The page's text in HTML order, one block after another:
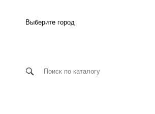
Выберите город